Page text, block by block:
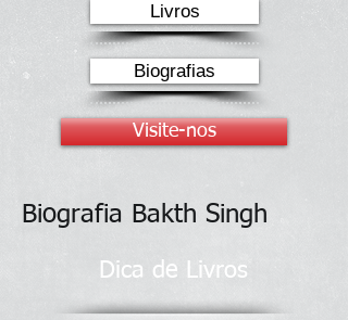
Livros
Biografias
Visite-nos
Biografia Bakth Singh
Dica de Livros